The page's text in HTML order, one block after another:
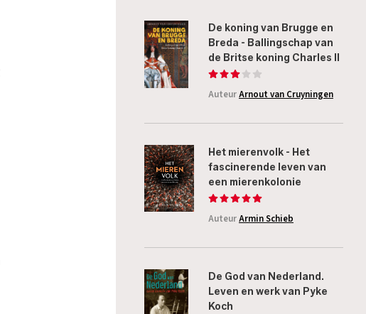
De koning van Brugge en
Breda - Ballingschap van
de Britse koning Charles II
AuteurArnout van Cruyningen
Het mierenvolk - Het
fascinerende leven van
een mierenkolonie
AuteurArmin Schieb
De God van Nederland.
Leven en werk van Pyke
Koch